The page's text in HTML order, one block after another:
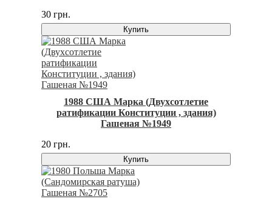
30 грн.
Купить
1988 США Марка (Двухсотлетие
ратификации Конституции , здания)
Гашеная №1949
20 грн.
Купить